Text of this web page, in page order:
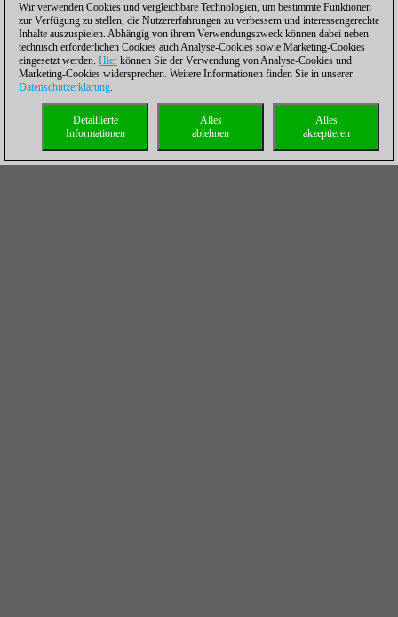
Wir verwenden Cookies und vergleichbare Technologien, um bestimmte Funktionen
zur Verfügung zu stellen, die Nutzererfahrungen zu verbessern und interessengerechte
Inhalte auszuspielen. Abhängig von ihrem Verwendungszweck können dabei neben
technisch erforderlichen Cookies auch Analyse-Cookies sowie Marketing-Cookies
eingesetzt werden. Hier können Sie der Verwendung von Analyse-Cookies und
Marketing-Cookies widersprechen. Weitere Informationen finden Sie in unserer
Datenschutzerklärung.
Alles
akzeptieren
Alles
ablehnen
Detaillierte
Informationen